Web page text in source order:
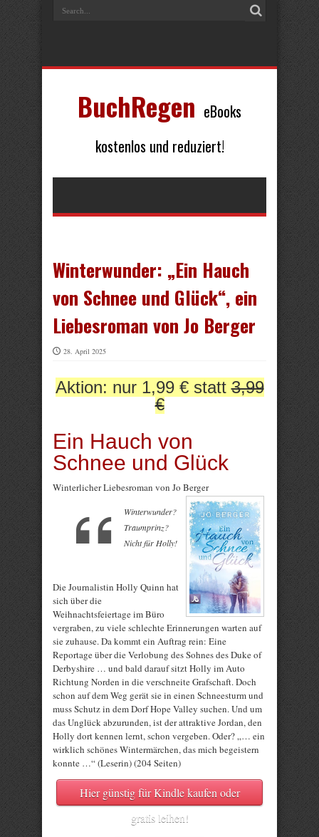
BuchRegen eBooks
kostenlos und reduziert!
Winterwunder: „Ein Hauch
von Schnee und Glück“, ein
Liebesroman von Jo Berger
28. April 2025
Aktion: nur 1,99 € statt3,99
€
Ein Hauch von
Schnee und Glück
Winterlicher Liebesroman von Jo Berger
Winterwunder?
Traumprinz?
Nicht für Holly!
Die Journalistin Holly Quinn hat
sich über die
Weihnachtsfeiertage im Büro
vergraben, zu viele schlechte Erinnerungen warten auf
sie zuhause. Da kommt ein Auftrag rein: Eine
Reportage über die Verlobung des Sohnes des Duke of
Derbyshire … und bald darauf sitzt Holly im Auto
Richtung Norden in die verschneite Grafschaft. Doch
schon auf dem Weg gerät sie in einen Schneesturm und
muss Schutz in dem Dorf Hope Valley suchen. Und um
das Unglück abzurunden, ist der attraktive Jordan, den
Holly dort kennen lernt, schon vergeben. Oder? „… ein
wirklich schönes Wintermärchen, das mich begeistern
konnte …“ (Leserin) (204 Seiten)
Hier günstig für Kindle kaufen oder
gratis leihen!